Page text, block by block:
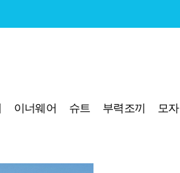
이너웨어 슈트 부력조끼 모자